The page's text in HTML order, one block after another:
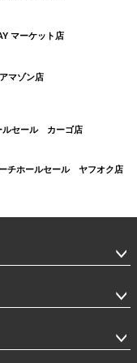
マーケット店
マゾン店
ルセール カーゴ店
チホールセール ヤフオク店